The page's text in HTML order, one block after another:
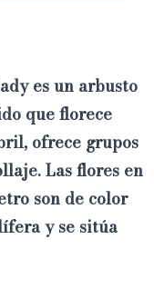
es un arbusto
queflorece
ofrece grupos
Las flores en
son de color
y se sitúa